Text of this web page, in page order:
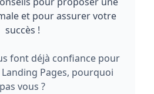
et pour assurer votre
succès !
font déjà confiance pour
Pages, pourquoi
pas vous ?